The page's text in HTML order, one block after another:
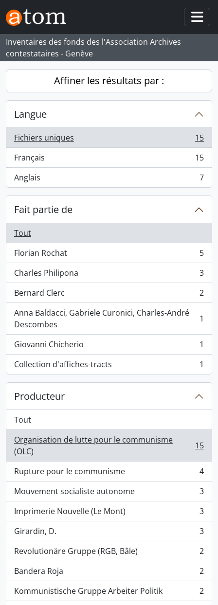
Skip to main content
Inventaires des fonds des l'Association Archives
contestataires - Genève
Affiner les résultats par :
Langue
Fichiers uniques
, 15 résultats
15
Français
, 15 résultats
15
Anglais
, 7 résultats 7
Fait partie de
Tout
Florian Rochat
, 5 résultats
5
Charles Philipona
, 3 résultats
3
Bernard Clerc
, 2 résultats
2
Anna Baldacci, Gabriele Curonici, Charles-André
Descombes
, 1 résultats 1
Giovanni Chicherio
, 1 résultats
1
Collection d'affiches-tracts
, 1 résultats 1
Producteur
Tout
Organisation de lutte pour le communisme
(OLC)
, 15 résultats 15
Rupture pour le communisme
, 4 résultats
4
Mouvement socialiste autonome
, 3 résultats
3
Imprimerie Nouvelle (Le Mont)
, 3 résultats
3
Girardin, D.
, 3 résultats
3
Revolutionäre Gruppe (RGB, Bâle)
, 2 résultats
2
Bandera Roja
, 2 résultats
2
Kommunistische Gruppe Arbeiter Politik
, 2 résultats
2